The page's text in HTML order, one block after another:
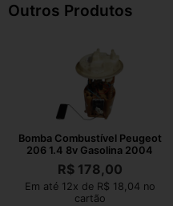
Outros Produtos
Bomba Combustível Peugeot
206 1.4 8v Gasolina 2004
R$178,00
Em até 12x de R$ 18,04 no
cartão